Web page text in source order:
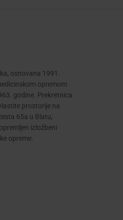
osnovana 1991.
opremom
godine. Prekretnica
prostorije na
65a u Blatu,
izložbeni
opreme.